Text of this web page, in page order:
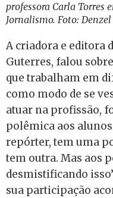
professora Carla Torres
Jornalismo. Foto:
A criadora e editora
Guterres, falou
que trabalham em
como modo de se
atuar na profissão,
polêmica aos
repórter, tem uma
tem outra. Mas aos
desmistificando
sua participação